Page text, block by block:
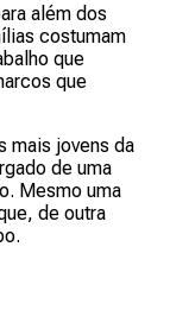
além dos
costumam
que
que
mais jovens da
de uma
Mesmo uma
de outra